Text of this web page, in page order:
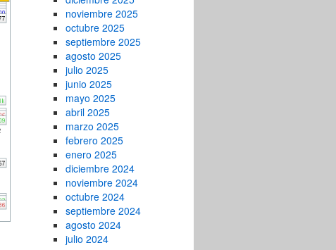
noviembre 2025
octubre 2025
septiembre 2025
agosto 2025
julio 2025
junio 2025
mayo 2025
abril 2025
marzo 2025
febrero 2025
enero 2025
diciembre 2024
noviembre 2024
octubre 2024
septiembre 2024
agosto 2024
julio 2024